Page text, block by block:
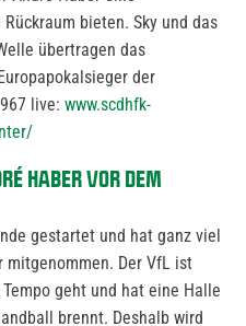
bieten. Sky und das
übertragen das
der
live: www.scdhfk-
HABER VOR DEM
gestartet und hat ganz viel
mitgenommen. Der VfL ist
geht und hat eine Halle
brennt. Deshalb wird